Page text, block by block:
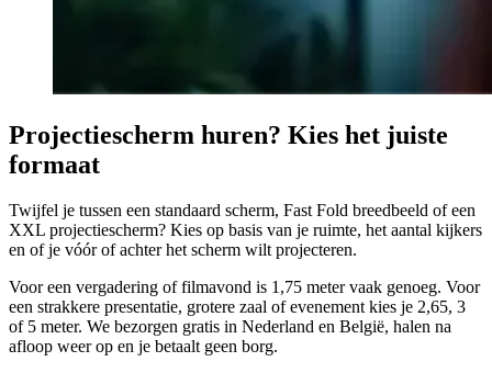
Projectiescherm huren? Kies het juiste
formaat
Twijfel je tussen een standaard scherm, Fast Fold breedbeeld of een
XXL projectiescherm? Kies op basis van je ruimte, het aantal kijkers
en of je vóór of achter het scherm wilt projecteren.
Voor een vergadering of filmavond is 1,75 meter vaak genoeg. Voor
een strakkere presentatie, grotere zaal of evenement kies je 2,65, 3
of 5 meter. We bezorgen gratis in Nederland en België, halen na
afloop weer op en je betaalt geen borg.